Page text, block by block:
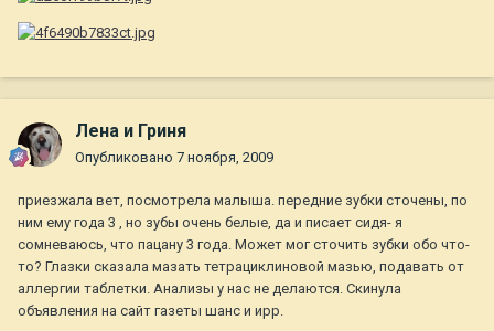
Лена и Гриня
Опубликовано 7 ноября, 2009
приезжала вет, посмотрела малыша. передние зубки сточены, по
ним ему года 3 , но зубы очень белые, да и писает сидя- я
сомневаюсь, что пацану 3 года. Может мог сточить зубки обо что-
то? Глазки сказала мазать тетрациклиновой мазью, подавать от
аллергии таблетки. Анализы у нас не делаются. Скинула
объявления на сайт газеты шанс и ирр.